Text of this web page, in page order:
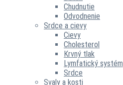
Chudnutie
Odvodnenie
Srdce a cievy
Cievy
Cholesterol
Krvný tlak
Lymfatický systém
Srdce
Svaly a kosti